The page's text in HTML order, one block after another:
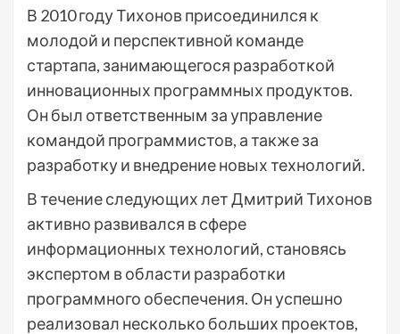
В 2010 году Тихонов присоединился к
молодой и перспективной команде
стартапа, занимающегося разработкой
инновационных программных продуктов.
Он был ответственным за управление
командой программистов, а также за
разработку и внедрение новых технологий.
В течение следующих лет Дмитрий Тихонов
активно развивался в сфере
информационных технологий, становясь
экспертом в области разработки
программного обеспечения. Он успешно
реализовал несколько больших проектов,